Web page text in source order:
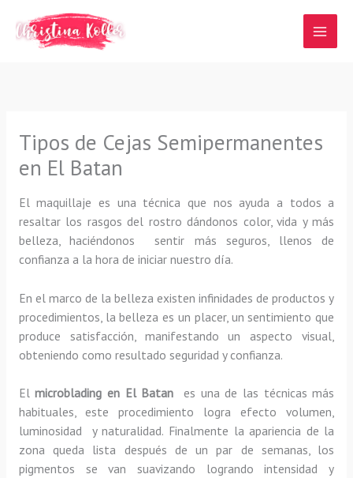
contenido
Tipos de Cejas Semipermanentes
en El Batan
El maquillaje es una técnica que nos ayuda a todos a
resaltar los rasgos del rostro dándonos color, vida y más
belleza, haciéndonos sentir más seguros, llenos de
confianza a la hora de iniciar nuestro día.
En el marco de la belleza existen infinidades de productos y
procedimientos, la belleza es un placer, un sentimiento que
produce satisfacción, manifestando un aspecto visual,
obteniendo como resultado seguridad y confianza.
Elmicroblading en El Batan es una de las técnicas más
habituales, este procedimiento logra efecto volumen,
luminosidad y naturalidad. Finalmente la apariencia de la
zona queda lista después de un par de semanas, los
pigmentos se van suavizando logrando intensidad y